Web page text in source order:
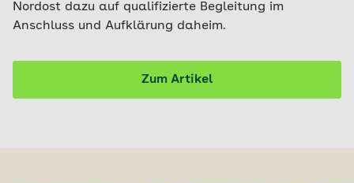
Nordost dazu auf qualifizierte Begleitung im
Anschluss und Aufklärung daheim.
Zum Artikel